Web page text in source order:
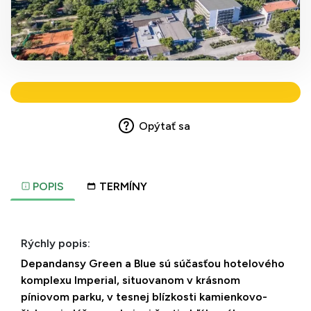
POPIS TERMÍNY
Rýchly popis:
Depandansy Green a Blue sú súčasťou hotelového
komplexu Imperial, situovanom v krásnom
píniovom parku, v tesnej blízkosti kamienkovo-
Opýtať sa